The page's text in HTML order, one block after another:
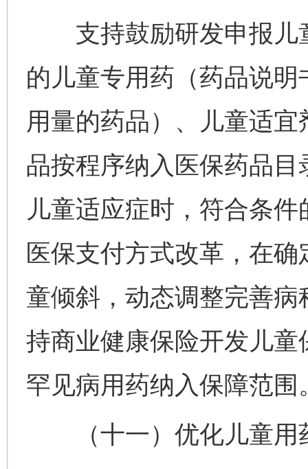
支持鼓励研发申报儿
的儿童专用药（药品说
用量的药品）、儿童适
品按程序纳入医保药品
儿童适应症时，符合条
医保支付方式改革，在
童倾斜，动态调整完善
持商业健康保险开发儿
罕见病用药纳入保障范围
（十一）优化儿童用